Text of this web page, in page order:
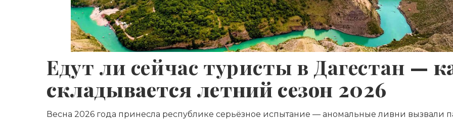
Едут ли сейчас туристы в Дагестан —
складывается летний сезон 2026
Весна 2026 года принесла республике серьёзное испытание — аномальные ливни вызвали